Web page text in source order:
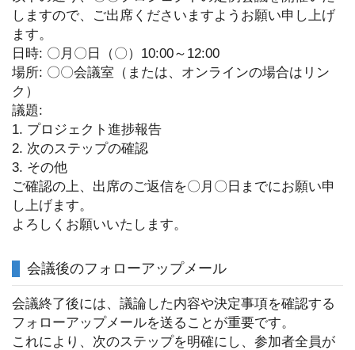
しますので、ご出席くださいますようお願い申し上げ
ます。
日時: 〇月〇日（〇）10:00～12:00
場所: 〇〇会議室（または、オンラインの場合はリン
ク）
議題:
1. プロジェクト進捗報告
2. 次のステップの確認
3. その他
ご確認の上、出席のご返信を〇月〇日までにお願い申
し上げます。
よろしくお願いいたします。
会議後のフォローアップメール
会議終了後には、議論した内容や決定事項を確認する
フォローアップメールを送ることが重要です。
これにより、次のステップを明確にし、参加者全員が